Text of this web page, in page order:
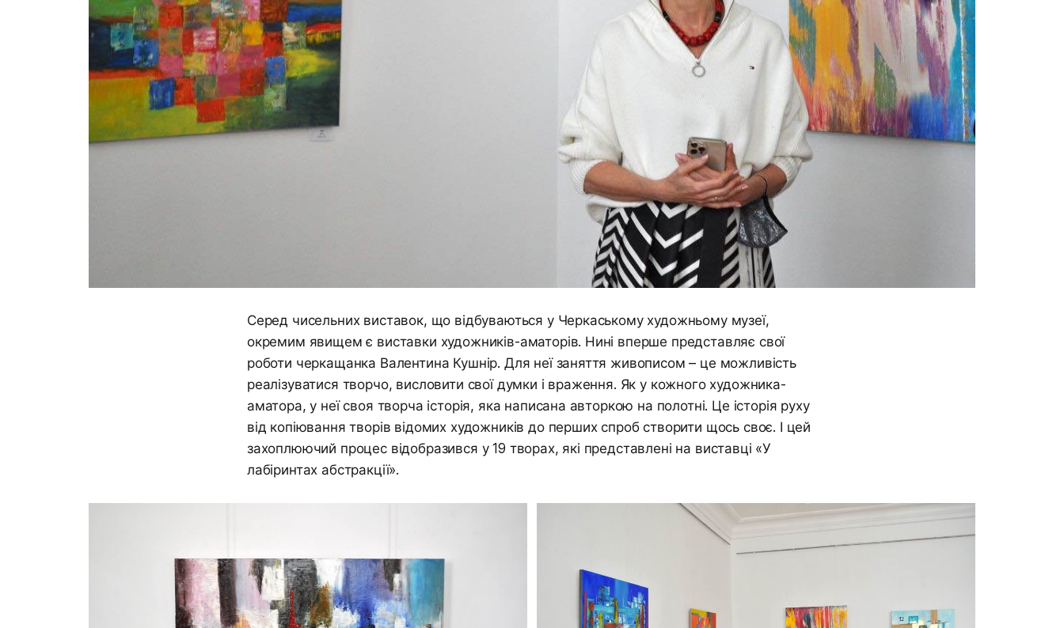
Серед чисельних виставок, що відбуваються у Черкаському художньому музеї,
окремим явищем є виставки художників-аматорів. Нині вперше представляє свої
роботи черкащанка Валентина Кушнір. Для неї заняття живописом – це можливість
реалізуватися творчо, висловити свої думки і враження. Як у кожного художника-
аматора, у неї своя творча історія, яка написана авторкою на полотні. Це історія руху
від копіювання творів відомих художників до перших спроб створити щось своє. І цей
захоплюючий процес відобразився у 19 творах, які представлені на виставці «У
лабіринтах абстракції».